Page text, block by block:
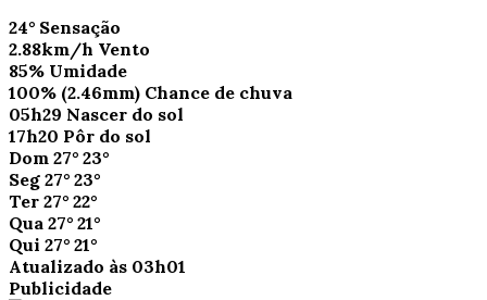
24° Sensação
2.88km/h Vento
85% Umidade
100% (2.46mm) Chance de chuva
05h29 Nascer do sol
17h20 Pôr do sol
Dom 27° 23°
Seg 27° 23°
Ter 27° 22°
Qua 27° 21°
Qui 27° 21°
Atualizado às 03h01
Publicidade